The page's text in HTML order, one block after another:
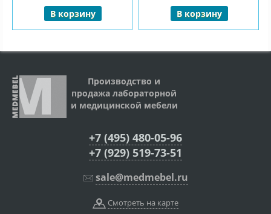
В корзину В корзину
Производство и
продажа лабораторной
и медицинской мебели
+7 (495) 480-05-96
+7 (929) 519-73-51
sale@medmebel.ru
Смотреть на карте